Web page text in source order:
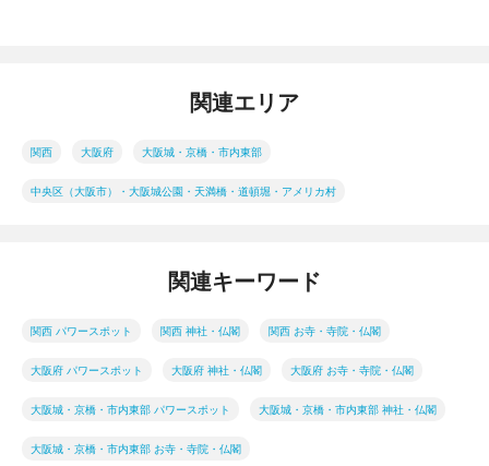
関連エリア
関西 大阪府 大阪城・京橋・市内東部
中央区（大阪市）・大阪城公園・天満橋・道頓堀・アメリカ村
関連キーワード
関西 パワースポット 関西 神社・仏閣 関西 お寺・寺院・仏閣
大阪府 パワースポット 大阪府 神社・仏閣 大阪府 お寺・寺院・仏閣
大阪城・京橋・市内東部 パワースポット 大阪城・京橋・市内東部 神社・仏閣
大阪城・京橋・市内東部 お寺・寺院・仏閣